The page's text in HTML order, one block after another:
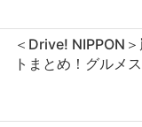
＜Drive! NIPPON
トまとめ！グルメ